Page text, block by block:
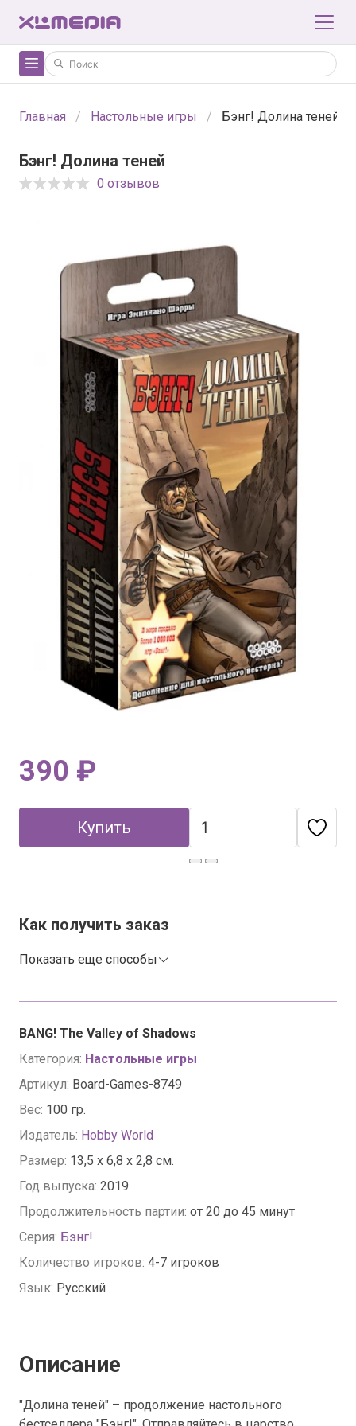
Главная Настольные игры Бэнг! Долина теней
Бэнг! Долина теней
0 отзывов
BANG! The Valley of Shadows
Категория: Настольные игры
Артикул: Board-Games-8749
Вес: 100 гр.
Издатель: Hobby World
Размер: 13,5 х 6,8 х 2,8 см.
Год выпуска: 2019
Продолжительность партии: от 20 до 45 минут
Серия: Бэнг!
Количество игроков: 4-7 игроков
Язык: Русский
390 ₽
Купить
Как получить заказ
Показать еще способы
Описание
"Долина теней" – продолжение настольного